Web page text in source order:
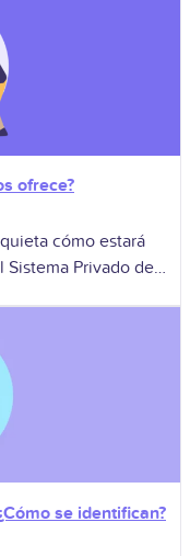
ofrece?
cómo estará
Privado de
nunca. Aquí en
se identifican?